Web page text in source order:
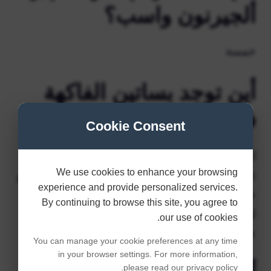
Cookie Consent
We use cookies to enhance your browsing
experience and provide personalized services.
By continuing to browse this site, you agree to
our use of cookies.
You can manage your cookie preferences at any time
in your browser settings. For more information,
please read our privacy policy.
ألجيرنون واسب؟
خمسة
أين توجد بساتين الفاكهة
في rdr2؟
Denis. وفقًا للخلاصة، فإن بساتين الفاكهة هذه “تنمو
عادةً على الصخور وعلى طول ضفاف بايو نوا،
ليموين”، سواء على الأرض أو على الأشجار، على